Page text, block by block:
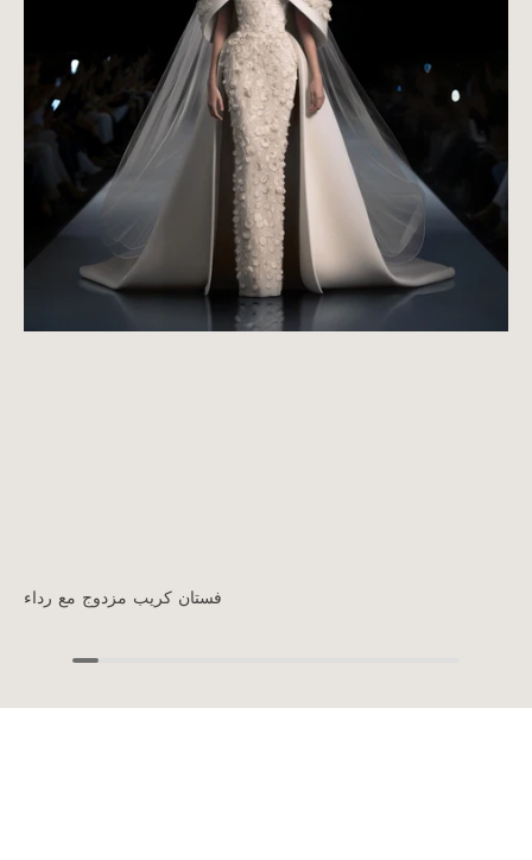
فستان كريب مزدوج مع رداء